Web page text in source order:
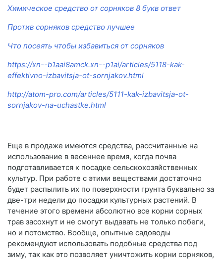
Химическое средство от сорняков 8 букв ответ
Против сорняков средство лучшее
Что посеять чтобы избавиться от сорняков
https://xn--b1aai8amck.xn--p1ai/articles/5118-kak-
effektivno-izbavitsja-ot-sornjakov.html
http://atom-pro.com/articles/5111-kak-izbavitsja-ot-
sornjakov-na-uchastke.html
Еще в продаже имеются средства, рассчитанные на
использование в весеннее время, когда почва
подготавливается к посадке сельскохозяйственных
культур. При работе с этими веществами достаточно
будет распылить их по поверхности грунта буквально за
две-три недели до посадки культурных растений. В
течение этого времени абсолютно все корни сорных
трав засохнут и не смогут выдавать не только побеги,
но и потомство. Вообще, опытные садоводы
рекомендуют использовать подобные средства под
зиму, так как это позволяет уничтожить корни сорняков,